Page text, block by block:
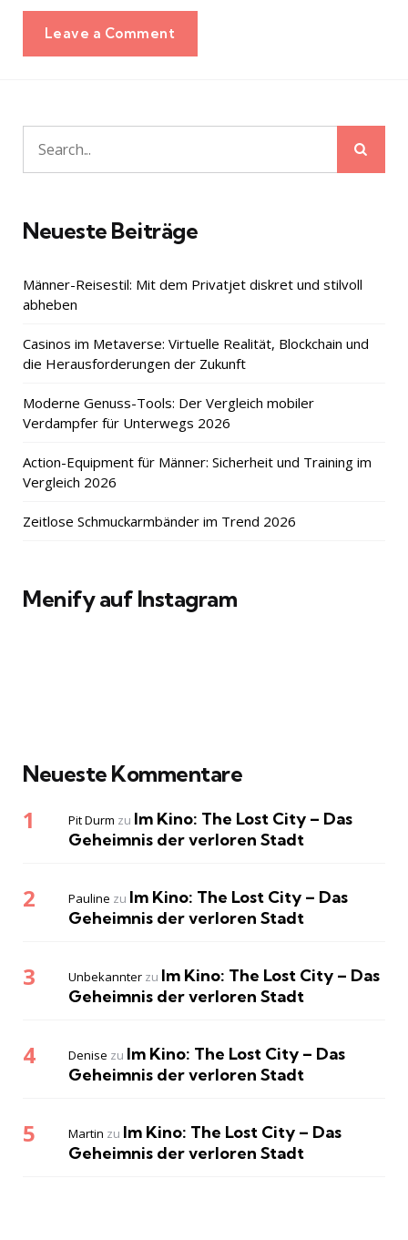
Leave a Comment
Search
for:
Neueste Beiträge
Männer-Reisestil: Mit dem Privatjet diskret und stilvoll
abheben
Casinos im Metaverse: Virtuelle Realität, Blockchain und
die Herausforderungen der Zukunft
Moderne Genuss-Tools: Der Vergleich mobiler
Verdampfer für Unterwegs 2026
Action-Equipment für Männer: Sicherheit und Training im
Vergleich 2026
Zeitlose Schmuckarmbänder im Trend 2026
Menify auf Instagram
Neueste Kommentare
Pit Durm zu Im Kino: The Lost City – Das
Geheimnis der verloren Stadt
Pauline zu Im Kino: The Lost City – Das
Geheimnis der verloren Stadt
Unbekannter zu Im Kino: The Lost City – Das
Geheimnis der verloren Stadt
Denise zu Im Kino: The Lost City – Das
Geheimnis der verloren Stadt
Martin zu Im Kino: The Lost City – Das
Geheimnis der verloren Stadt